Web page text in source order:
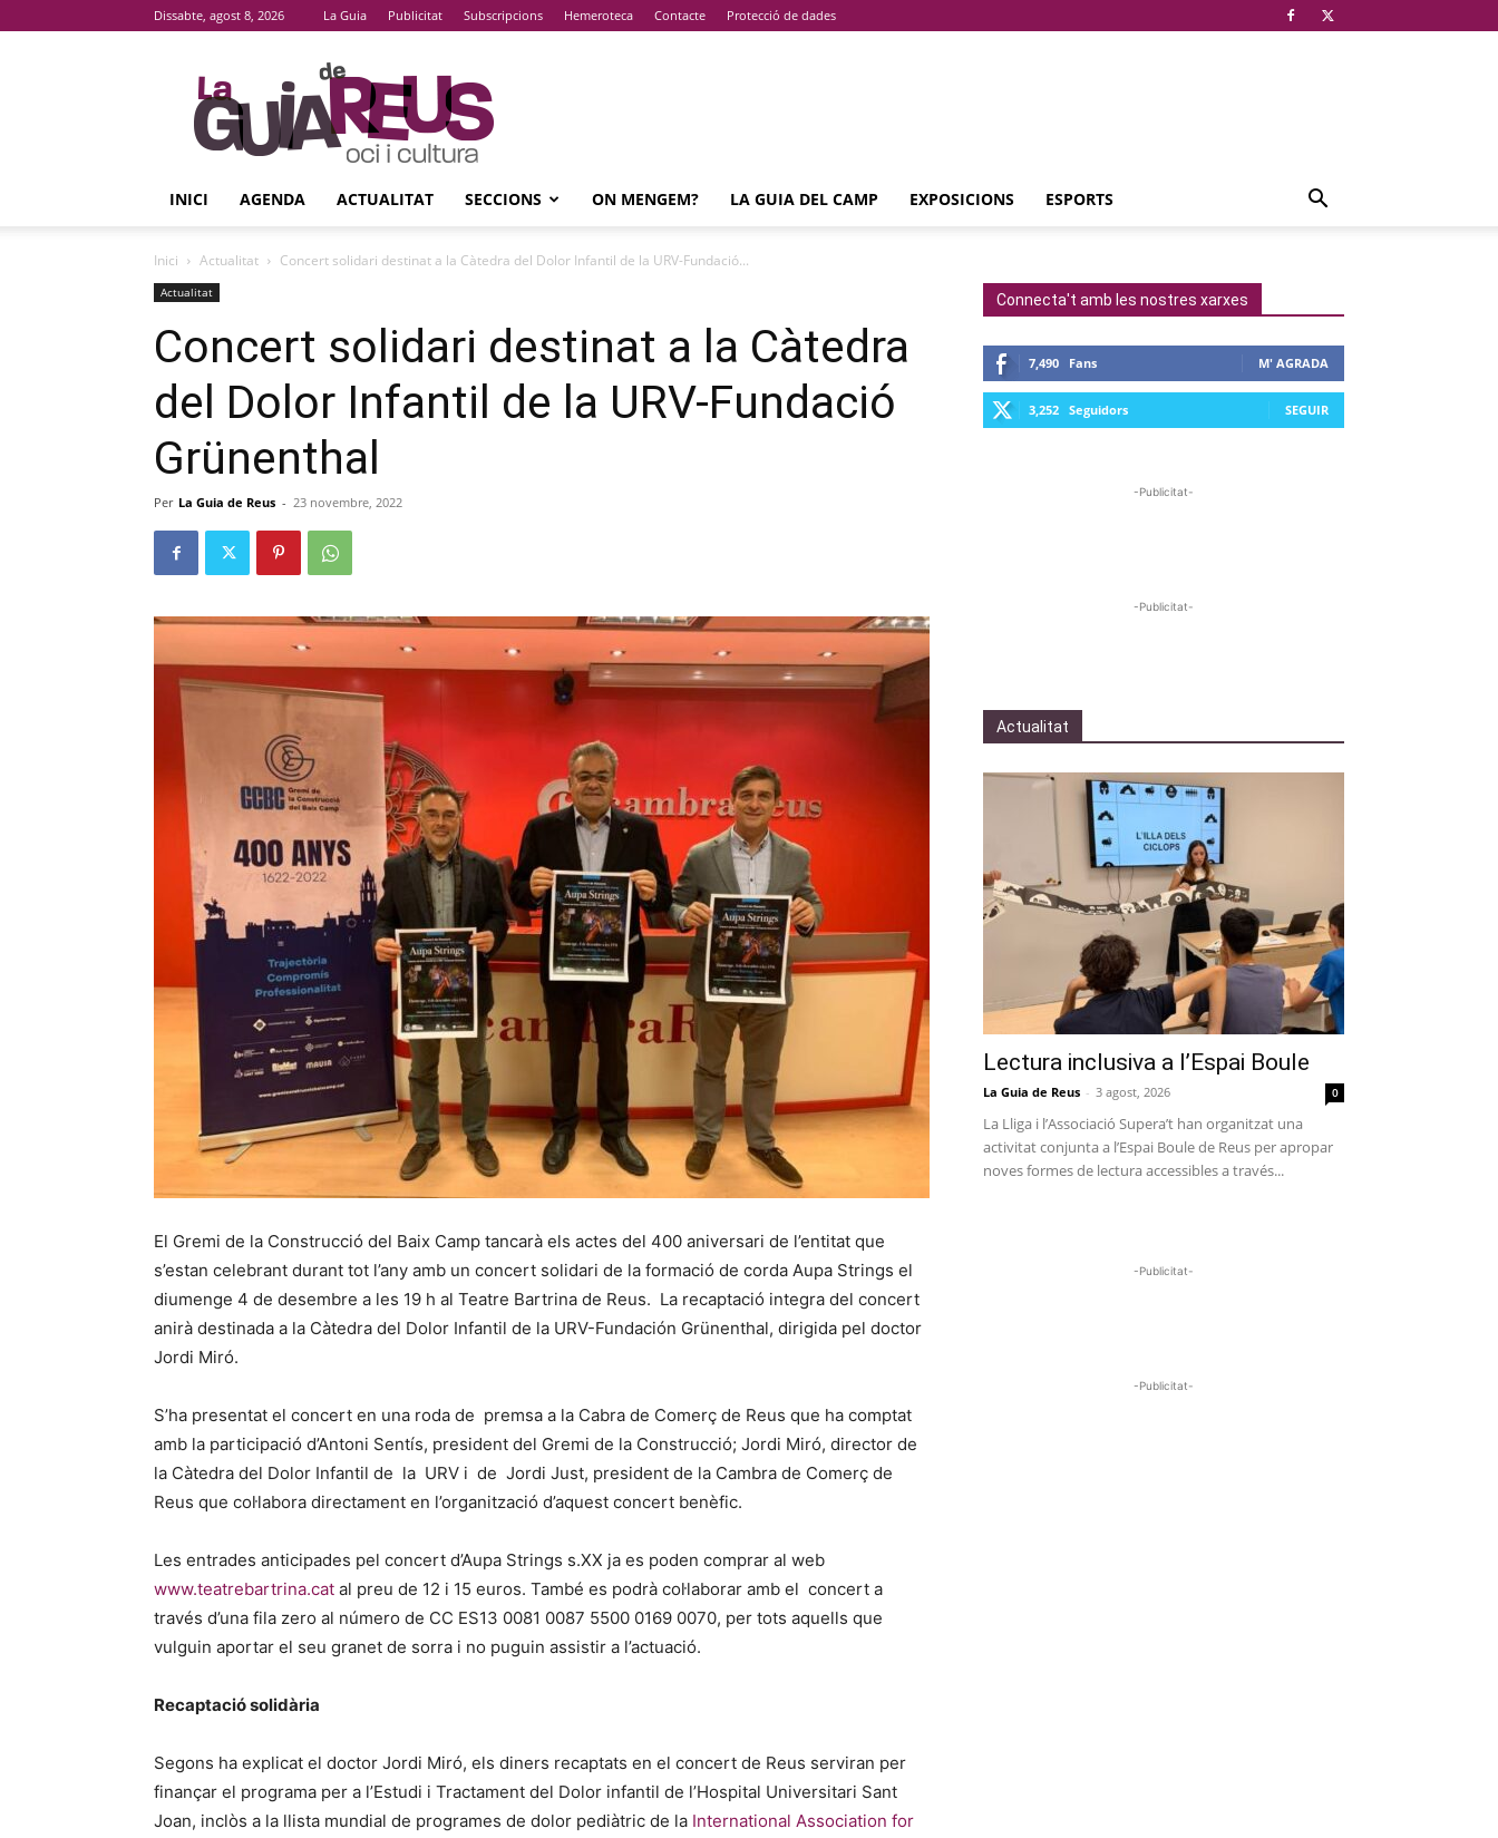
Dissabte, agost 8, 2026 La Guia Publicitat Subscripcions Hemeroteca Contacte Protecció de dades
La
Guia
De
Reus
INICI AGENDA ACTUALITAT SECCIONS ON MENGEM? LA GUIA DEL CAMP EXPOSICIONS ESPORTS
Inici Actualitat Concert solidari destinat a la Càtedra del Dolor Infantil de la URV-Fundació...
Actualitat
Concert solidari destinat a la Càtedra
del Dolor Infantil de la URV-Fundació
Grünenthal
Per La Guia de Reus - 23 novembre, 2022
El Gremi de la Construcció del Baix Camp tancarà els actes del 400 aniversari de l’entitat que
s’estan celebrant durant tot l’any amb un concert solidari de la formació de corda Aupa Strings el
diumenge 4 de desembre a les 19 h al Teatre Bartrina de Reus. La recaptació integra del concert
anirà destinada a la Càtedra del Dolor Infantil de la URV-Fundación Grünenthal, dirigida pel doctor
Jordi Miró.
S’ha presentat el concert en una roda de premsa a la Cabra de Comerç de Reus que ha comptat
amb la participació d’Antoni Sentís, president del Gremi de la Construcció; Jordi Miró, director de
la Càtedra del Dolor Infantil de la URV i de Jordi Just, president de la Cambra de Comerç de
Reus que col·labora directament en l’organització d’aquest concert benèfic.
Les entrades anticipades pel concert d’Aupa Strings s.XX ja es poden comprar al web
www.teatrebartrina.cat al preu de 12 i 15 euros. També es podrà col·laborar amb el concert a
través d’una fila zero al número de CC ES13 0081 0087 5500 0169 0070, per tots aquells que
vulguin aportar el seu granet de sorra i no puguin assistir a l’actuació.
Recaptació solidària
Segons ha explicat el doctor Jordi Miró, els diners recaptats en el concert de Reus serviran per
finançar el programa per a l’Estudi i Tractament del Dolor infantil de l’Hospital Universitari Sant
Joan, inclòs a la llista mundial de programes de dolor pediàtric de la International Association for
Connecta't amb les nostres xarxes
7,490 Fans M' AGRADA
3,252 Seguidors SEGUIR
-Publicitat-
-Publicitat-
Actualitat
Lectura inclusiva a l’Espai Boule
La Guia de Reus - 3 agost, 2026 0
La Lliga i l’Associació Supera’t han organitzat una
activitat conjunta a l’Espai Boule de Reus per apropar
noves formes de lectura accessibles a través...
-Publicitat-
-Publicitat-